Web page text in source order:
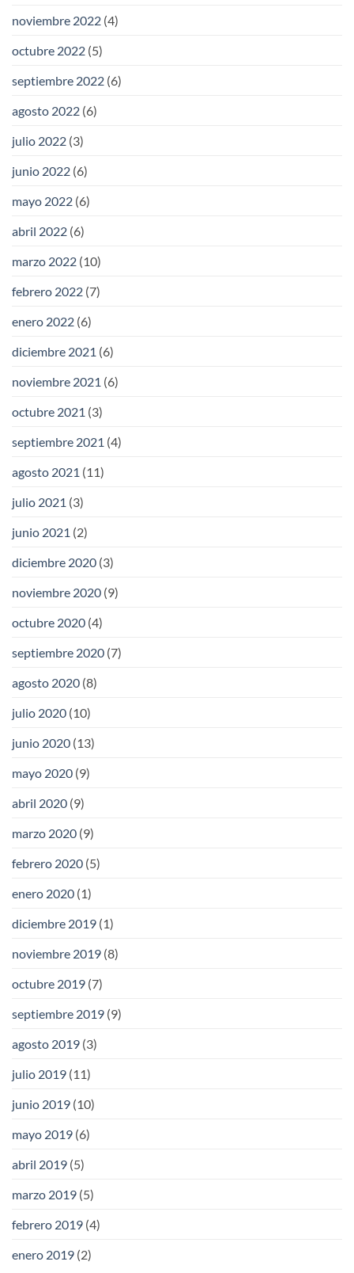
noviembre 2022 (4)
octubre 2022 (5)
septiembre 2022 (6)
agosto 2022 (6)
julio 2022 (3)
junio 2022 (6)
mayo 2022 (6)
abril 2022 (6)
marzo 2022 (10)
febrero 2022 (7)
enero 2022 (6)
diciembre 2021 (6)
noviembre 2021 (6)
octubre 2021 (3)
septiembre 2021 (4)
agosto 2021 (11)
julio 2021 (3)
junio 2021 (2)
diciembre 2020 (3)
noviembre 2020 (9)
octubre 2020 (4)
septiembre 2020 (7)
agosto 2020 (8)
julio 2020 (10)
junio 2020 (13)
mayo 2020 (9)
abril 2020 (9)
marzo 2020 (9)
febrero 2020 (5)
enero 2020 (1)
diciembre 2019 (1)
noviembre 2019 (8)
octubre 2019 (7)
septiembre 2019 (9)
agosto 2019 (3)
julio 2019 (11)
junio 2019 (10)
mayo 2019 (6)
abril 2019 (5)
marzo 2019 (5)
febrero 2019 (4)
enero 2019 (2)